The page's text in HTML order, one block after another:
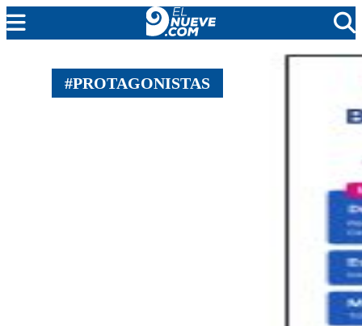
MENDOZA
CADA DÍA
#PROTAGONISTAS